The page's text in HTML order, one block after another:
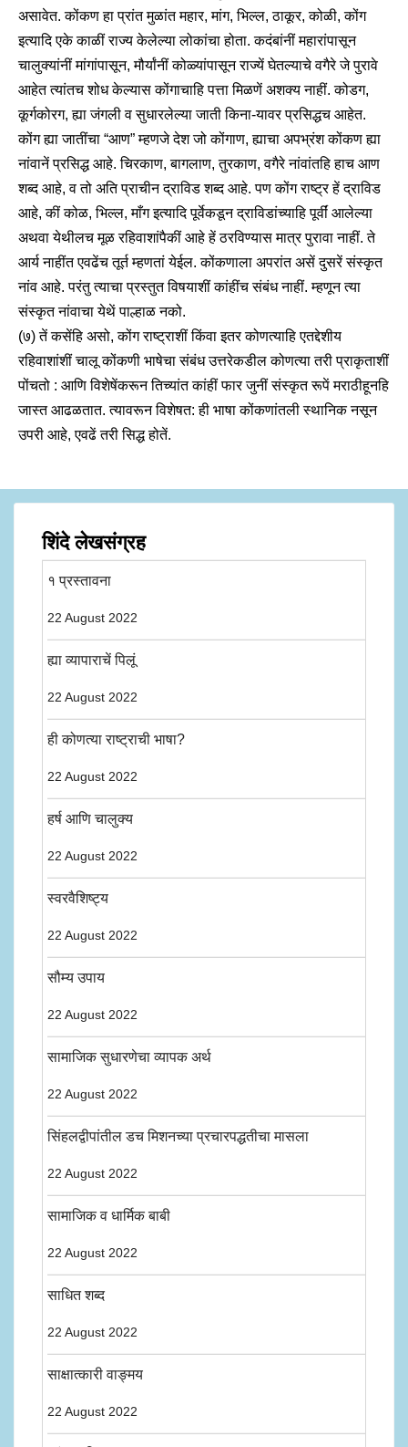
असावेत. कोंकण हा प्रांत मुळांत महार, मांग, भिल्ल, ठाकूर, कोळी, कोंग
इत्यादि एके काळीं राज्य केलेल्या लोकांचा होता. कदंबांनीं महारांपासून
चालुक्यांनीं मांगांपासून, मौर्यांनीं कोळ्यांपासून राज्यें घेतल्याचे वगैरे जे पुरावे
आहेत त्यांतच शोध केल्यास कोंगाचाहि पत्ता मिळणें अशक्य नाहीं. कोडग,
कूर्गकोरग, ह्या जंगली व सुधारलेल्या जाती किना-यावर प्रसिद्धच आहेत.
कोंग ह्या जातींचा “आण” म्हणजे देश जो कोंगाण, ह्याचा अपभ्रंश कोंकण ह्या
नांवानें प्रसिद्ध आहे. चिरकाण, बागलाण, तुरकाण, वगैरे नांवांतहि हाच आण
शब्द आहे, व तो अति प्राचीन द्राविड शब्द आहे. पण कोंग राष्ट्र हें द्राविड
आहे, कीं कोळ, भिल्ल, माँग इत्यादि पूर्वेकडून द्राविडांच्याहि पूर्वीं आलेल्या
अथवा येथीलच मूळ रहिवाशांपैकीं आहे हें ठरविण्यास मात्र पुरावा नाहीं. ते
आर्य नाहींत एवढेंच तूर्त म्हणतां येईल. कोंकणाला अपरांत असें दुसरें संस्कृत
नांव आहे. परंतु त्याचा प्रस्तुत विषयाशीं कांहींच संबंध नाहीं. म्हणून त्या
संस्कृत नांवाचा येथें पाल्हाळ नको.
(७) तें कसेंहि असो, कोंग राष्ट्राशीं किंवा इतर कोणत्याहि एतद्देशीय
रहिवाशांशीं चालू कोंकणी भाषेचा संबंध उत्तरेकडील कोणत्या तरी प्राकृताशीं
पोंचतो : आणि विशेषेंकरून तिच्यांत कांहीं फार जुनीं संस्कृत रूपें मराठीहूनहि
जास्त आढळतात. त्यावरून विशेषत: ही भाषा कोंकणांतली स्थानिक नसून
उपरी आहे, एवढें तरी सिद्ध होतें.
शिंदे लेखसंग्रह
१ प्रस्तावना
22 August 2022
ह्या व्यापाराचें पिलूं
22 August 2022
ही कोणत्या राष्ट्राची भाषा?
22 August 2022
हर्ष आणि चालुक्य
22 August 2022
स्वरवैशिष्ट्य
22 August 2022
सौम्य उपाय
22 August 2022
सामाजिक सुधारणेचा व्यापक अर्थ
22 August 2022
सिंहलद्वीपांतील डच मिशनच्या प्रचारपद्धतीचा मासला
22 August 2022
सामाजिक व धार्मिक बाबी
22 August 2022
साधित शब्द
22 August 2022
साक्षात्कारी वाङ्मय
22 August 2022